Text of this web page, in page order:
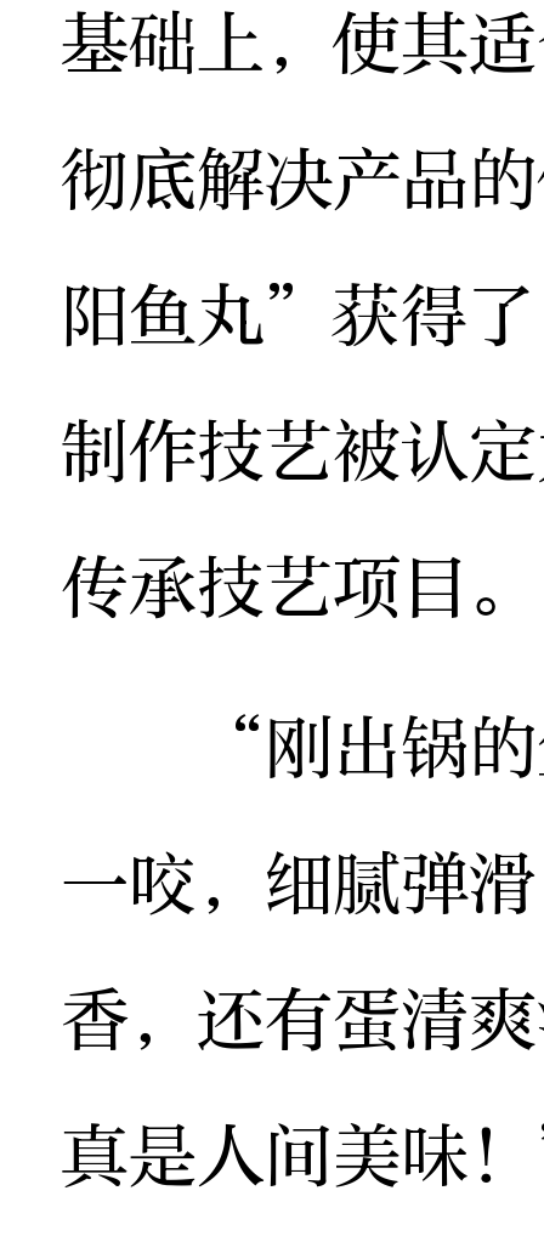
基础上，使其
彻底解决产品
阳鱼丸”获得
制作技艺被认
传承技艺项目。
“刚出锅的
一咬，细腻弹
香，还有蛋清
真是人间美味